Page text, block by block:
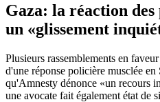
Gaza: la réaction des
un «glissement
Plusieurs rassemblements en
d'une réponse policière musclée
qu'Amnesty dénonce «un recours
une avocate fait également état de